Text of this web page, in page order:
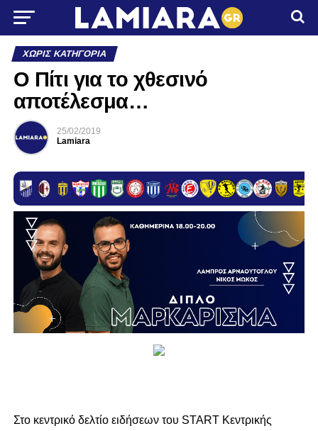
ΧΩΡΊΣ ΚΑΤΗΓΟΡΊΑ
Ο Πίτι για το χθεσινό
αποτέλεσμα…
25/02/2019
Lamiara
Στο κεντρικό δελτίο ειδήσεων του START Kεντρικής